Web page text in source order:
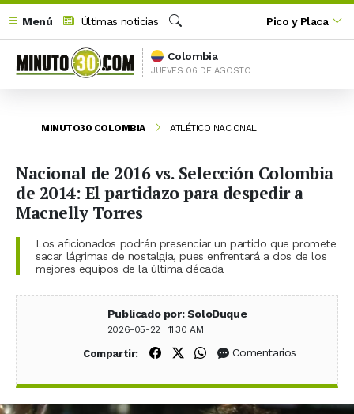
Menú
Últimas noticias
Buscar
Pico y Placa
Colombia
JUEVES 06 DE AGOSTO
MINUTO30 COLOMBIA ATLÉTICO NACIONAL
Nacional de 2016 vs. Selección Colombia
de 2014: El partidazo para despedir a
Macnelly Torres
Los aficionados podrán presenciar un partido que promete
sacar lágrimas de nostalgia, pues enfrentará a dos de los
mejores equipos de la última década
Publicado por: SoloDuque
2026-05-22 | 11:30 AM
Compartir: Compartir en Facebook
Compartir en X (Twitter)
Compartir en WhatsApp
Comentarios